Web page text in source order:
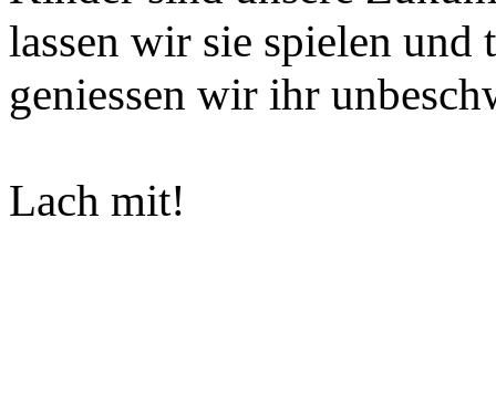
lassen wir sie spielen und
geniessen wir ihr
Lach mit!